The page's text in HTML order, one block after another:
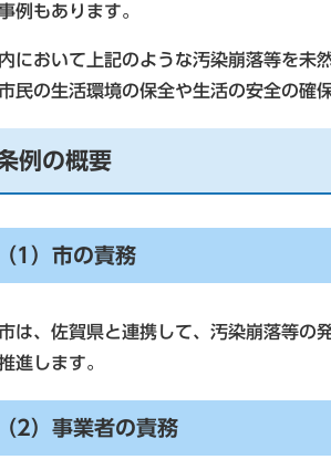
例もあります。
において上記のような汚染崩落等を未
民の生活環境の保全や生活の安全の確
例の概要
（1）市の責務
、佐賀県と連携して、汚染崩落等の発
進します。
（2）事業者の責務